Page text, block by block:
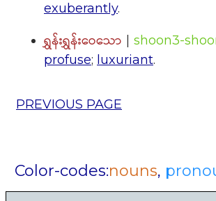
exuberantly.
ရွှန်းရွှန်းဝေသော | shoon3-
profuse; luxuriant.
PREVIOUS PAGE
Color-codes:nouns,